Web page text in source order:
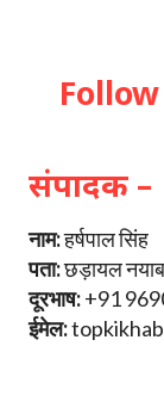
संपादक –
नाम:हर्षपाल सिंह
पता:छड़ायल
दूरभाष:+91
ईमेल: